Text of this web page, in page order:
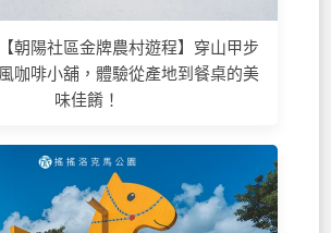
朝陽社區金牌農村遊程】穿山甲步
咖啡小舖，體驗從產地到餐桌的美
味佳餚！